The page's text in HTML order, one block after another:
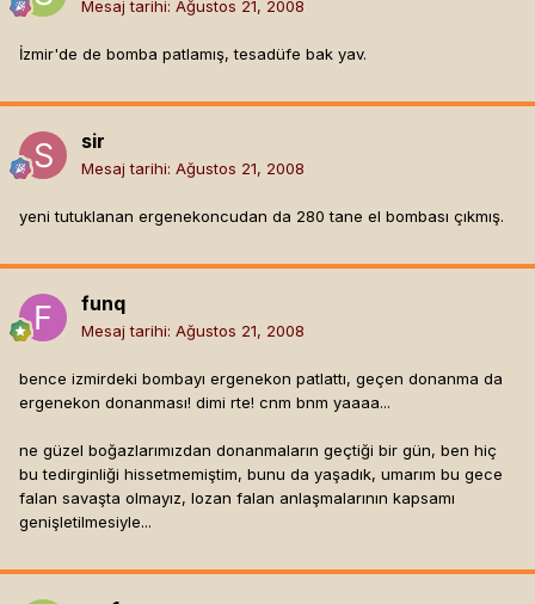
Mesaj tarihi: Ağustos 21, 2008
İzmir'de de bomba patlamış, tesadüfe bak yav.
sir
Mesaj tarihi: Ağustos 21, 2008
yeni tutuklanan ergenekoncudan da 280 tane el bombası çıkmış.
funq
Mesaj tarihi: Ağustos 21, 2008
bence izmirdeki bombayı ergenekon patlattı, geçen donanma da
ergenekon donanması! dimi rte! cnm bnm yaaaa...
ne güzel boğazlarımızdan donanmaların geçtiği bir gün, ben hiç
bu tedirginliği hissetmemiştim, bunu da yaşadık, umarım bu gece
falan savaşta olmayız, lozan falan anlaşmalarının kapsamı
genişletilmesiyle...